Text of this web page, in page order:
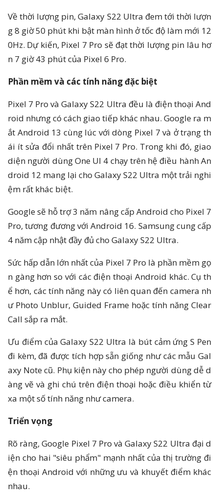
Về thời lượng pin, Galaxy S22 Ultra đem tới thời lượn
g 8 giờ 50 phút khi bật màn hình ở tốc độ làm mới 12
0Hz. Dự kiến, Pixel 7 Pro sẽ đạt thời lượng pin lâu hơ
n 7 giờ 43 phút của Pixel 6 Pro.
Phần mềm và các tính năng đặc biệt
Pixel 7 Pro và Galaxy S22 Ultra đều là điện thoại And
roid nhưng có cách giao tiếp khác nhau. Google ra m
ắt Android 13 cùng lúc với dòng Pixel 7 và ở trạng th
ái ít sửa đổi nhất trên Pixel 7 Pro. Trong khi đó, giao
diện người dùng One UI 4 chạy trên hệ điều hành An
droid 12 mang lại cho Galaxy S22 Ultra một trải nghi
ệm rất khác biệt.
Google sẽ hỗ trợ 3 năm nâng cấp Android cho Pixel 7
Pro, tương đương với Android 16. Samsung cung cấp
4 năm cập nhật đầy đủ cho Galaxy S22 Ultra.
Sức hấp dẫn lớn nhất của Pixel 7 Pro là phần mềm gọ
n gàng hơn so với các điện thoại Android khác. Cụ th
ể hơn, các tính năng này có liên quan đến camera nh
ư Photo Unblur, Guided Frame hoặc tính năng Clear
Call sắp ra mắt.
Ưu điểm của Galaxy S22 Ultra là bút cảm ứng S Pen
đi kèm, đã được tích hợp sẵn giống như các mẫu Gal
axy Note cũ. Phụ kiện này cho phép người dùng dễ d
àng vẽ và ghi chú trên điện thoại hoặc điều khiển từ
xa một số tính năng như camera.
Triển vọng
Rõ ràng, Google Pixel 7 Pro và Galaxy S22 Ultra đại d
iện cho hai "siêu phẩm" mạnh nhất của thị trường đi
ện thoại Android với những ưu và khuyết điểm khác
nhau.